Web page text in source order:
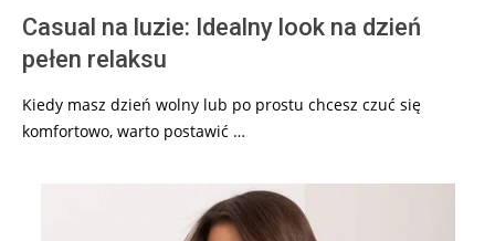
Casual na luzie: Idealny look na dzień
pełen relaksu
Kiedy masz dzień wolny lub po prostu chcesz czuć się
komfortowo, warto postawić …